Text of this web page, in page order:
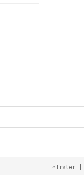
« Erster |